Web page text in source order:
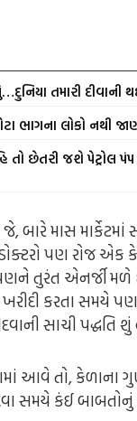
તમારી દીવાની
ભાગના લોકો નથી
છેતરી જશે પેટ્રોલ પંપ
માસ માર્કેટમાં
પણ રોજ
તુરંત એનર્જી
કરતા સમયે
સાચી પદ્ધતિ શું
આવે તો,
સમયે કંઈ બાબતોનું